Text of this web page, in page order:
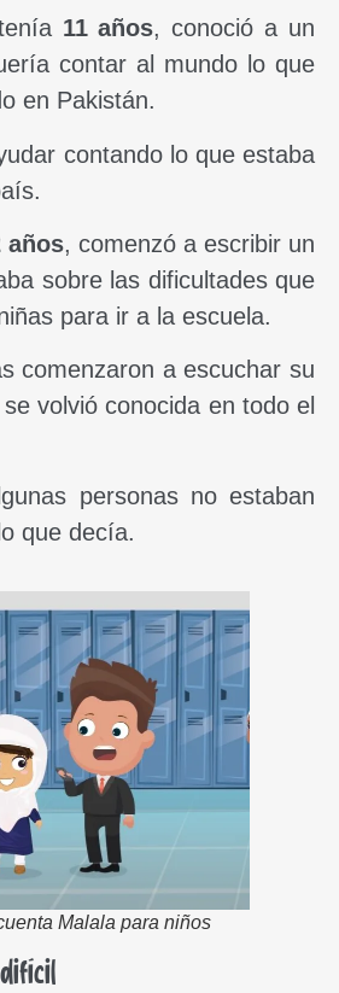
11 años, conoció a un
contar al mundo lo que
en Pakistán.
contando lo que estaba
años, comenzó a escribir un
sobre las dificultades que
para ir a la escuela.
comenzaron a escuchar su
volvió conocida en todo el
personas no estaban
que decía.
Malala para niños